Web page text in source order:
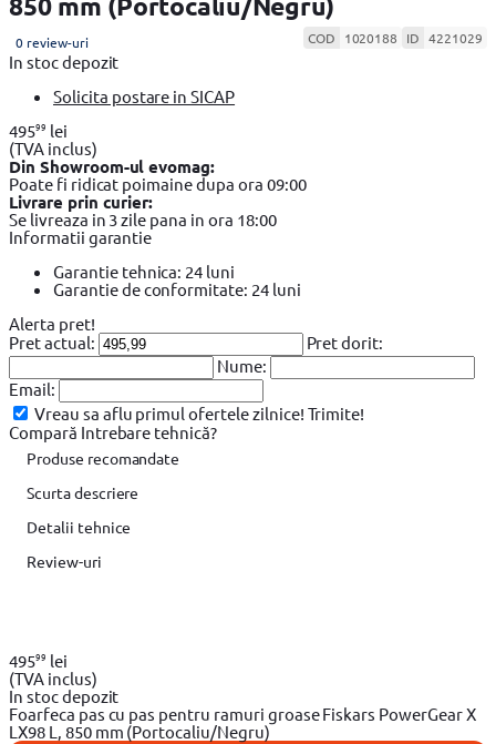
0 review-uri COD 1020188 ID 4221029
In stoc depozit
Solicita postare in SICAP
49599 lei
(TVA inclus)
Din Showroom-ul evomag:
Poate fi ridicat poimaine dupa ora 09:00
Livrare prin curier:
Se livreaza in 3 zile pana in ora 18:00
Informatii garantie
Garantie tehnica: 24 luni
Garantie de conformitate: 24 luni
Alerta pret!
Pret actual:
Pret dorit:
Nume:
Email:
Vreau sa aflu primul ofertele zilnice! Trimite!
Compară Intrebare tehnică?
Produse recomandate
Scurta descriere
Detalii tehnice
Review-uri
49599 lei
(TVA inclus)
In stoc depozit
Foarfeca pas cu pas pentru ramuri groase Fiskars PowerGear X
LX98 L, 850 mm (Portocaliu/Negru)